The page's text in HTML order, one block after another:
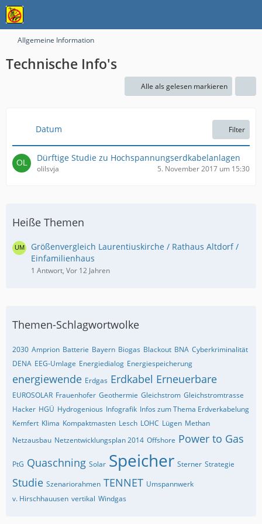
Allgemeine Information
Technische Info's
Alle als gelesen markieren
Datum Filter
Dürftige Studie zu Hochspannungserdkabelanlagen
olilsvja 5. November 2017 um 15:30
Heiße Themen
Größenvergleich Laurentiuskirche / Rathaus Altdorf /
Einfamilienhaus
1 Antwort, Vor 12 Jahren
Themen-Schlagwortwolke
2030 Amprion Batterie Bayern Biogas Blackout BNA Cyberkriminalität
DENA EEG-Umlage Energiedialog Energiespeicherung
energiewende Erdgas Erdkabel Erneuerbare
EUROSOLAR Frauenhofer Geothermie Gleichstrom Gleichstromtrasse
Hacker HGÜ Hydrogenious Infografik Infos zum Thema Erdverkabelung
Kemfert Klima Kompaktmasten Lesch LOHC Lügen Methan
Netzausbau Netzentwicklungsplan 2014 Offshore Power to Gas
PtG Quaschning Solar Speicher Sterner Strategie
Studie Szenariorahmen TENNET Umspannwerk
v. Hirschhauusen vertikal Windgas